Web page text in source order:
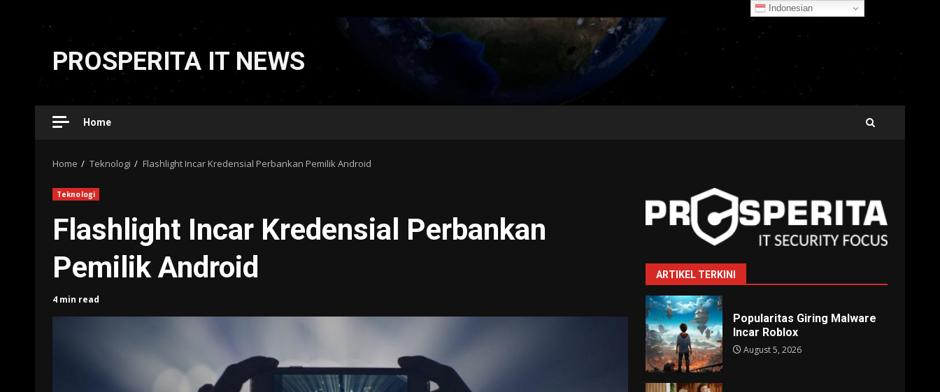
Skip
content
PROSPERITA IT NEWS
Home
Home Teknologi Flashlight Incar Kredensial Perbankan Pemilik Android
Teknologi
Flashlight Incar Kredensial Perbankan
Pemilik Android
4 min read
ARTIKEL TERKINI
Popularitas Giring Malware
Incar Roblox
August 5, 2026
Indonesian